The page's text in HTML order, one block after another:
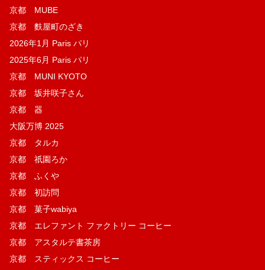
京都 MUBE
京都 麩屋町のざき
2026年1月 Paris パリ
2025年6月 Paris パリ
京都 MUNI KYOTO
京都 坂井咲子さん
京都 器
大阪万博 2025
京都 タルカ
京都 祇園ろか
京都 ふくや
京都 初訪問
京都 菓子wabiya
京都 エレファント ファクトリー コーヒー
京都 アスタルテ書茶房
京都 スティックス コーヒー